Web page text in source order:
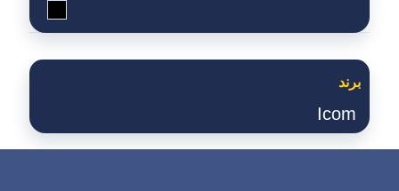
برند
Icom